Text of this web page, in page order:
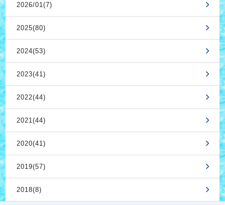
2026/01(7)
2025(80)
2024(53)
2023(41)
2022(44)
2021(44)
2020(41)
2019(57)
2018(8)